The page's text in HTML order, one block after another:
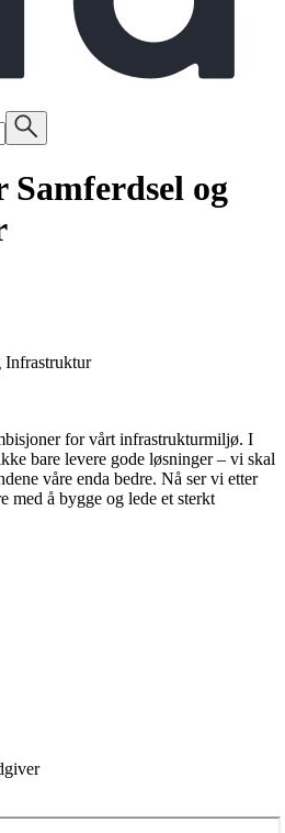
Samferdsel og
Infrastruktur
for vårt infrastrukturmiljø. I
bare levere gode løsninger – vi skal
våre enda bedre. Nå ser vi etter
med å bygge og lede et sterkt